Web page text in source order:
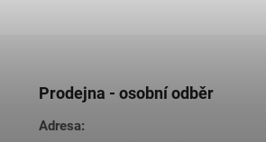
Prodejna - osobní odběr
Adresa: